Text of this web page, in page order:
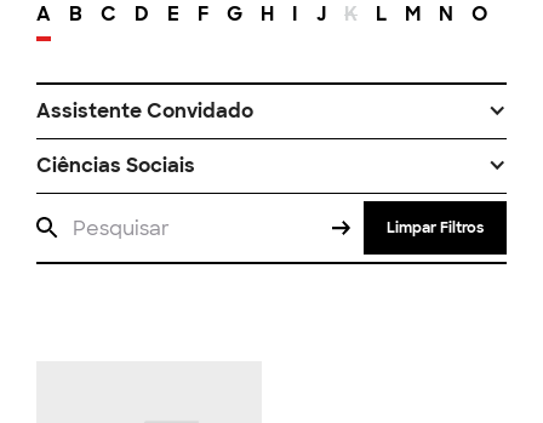
A B C D E F G H I J K L M N O
Assistente Convidado
Ciências Sociais
Limpar Filtros